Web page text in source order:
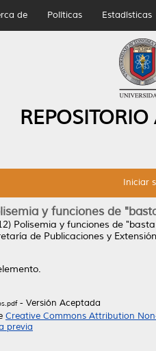
de Políticas Estadísticas
Iniciar
y funciones de
Polisemia y funciones de
de Publicaciones y
- Versión Aceptada
Creative Commons Attribution
previa